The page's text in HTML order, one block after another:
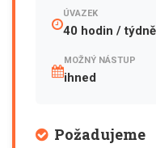
ÚVAZEK
40 hodin / týdně
MOŽNÝ NÁSTUP
ihned
Požadujeme